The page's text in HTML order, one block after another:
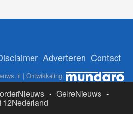
Adverteren Contact
| Ontwikkeling:
- GelreNieuws -